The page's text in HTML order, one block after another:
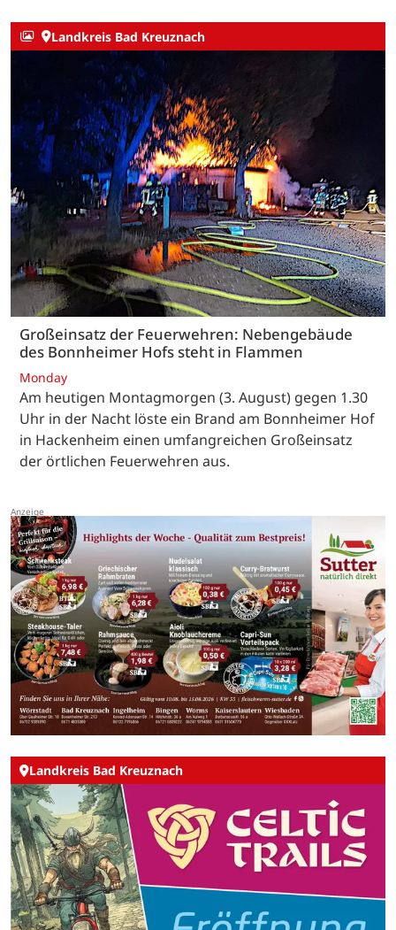
Landkreis Bad Kreuznach
Großeinsatz der Feuerwehren: Nebengebäude
des Bonnheimer Hofs steht in Flammen
Monday
Am heutigen Montagmorgen (3. August) gegen 1.30
Uhr in der Nacht löste ein Brand am Bonnheimer Hof
in Hackenheim einen umfangreichen Großeinsatz
der örtlichen Feuerwehren aus.
Landkreis Bad Kreuznach